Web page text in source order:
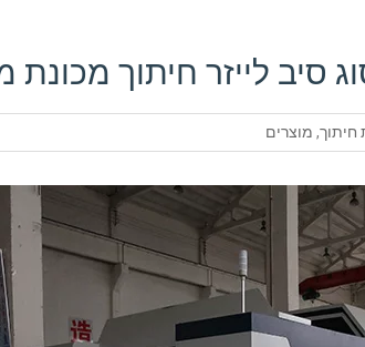
חיתוך, מוצרים